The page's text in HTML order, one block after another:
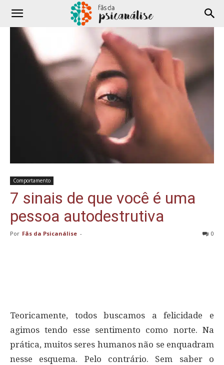
Comportamento
7 sinais de que você é uma
pessoa autodestrutiva
Por Fãs da Psicanálise - 0
Teoricamente, todos buscamos a felicidade e
agimos tendo esse sentimento como norte. Na
prática, muitos seres humanos não se enquadram
nesse esquema. Pelo contrário. Sem saber o